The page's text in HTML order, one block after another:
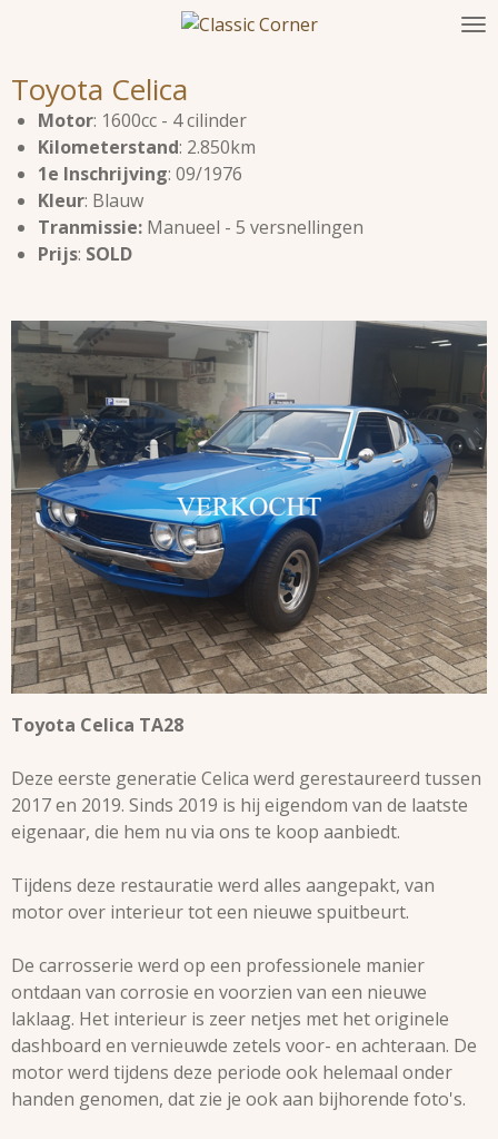
naar
de
hoofdinhoud
Toyota Celica
Motor: 1600cc - 4 cilinder
Kilometerstand: 2.850km
1e Inschrijving: 09/1976
Kleur: Blauw
Tranmissie: Manueel - 5 versnellingen
Prijs: SOLD
Toyota Celica TA28
Deze eerste generatie Celica werd gerestaureerd tussen
2017 en 2019. Sinds 2019 is hij eigendom van de laatste
eigenaar, die hem nu via ons te koop aanbiedt.
Tijdens deze restauratie werd alles aangepakt, van
motor over interieur tot een nieuwe spuitbeurt.
De carrosserie werd op een professionele manier
ontdaan van corrosie en voorzien van een nieuwe
laklaag. Het interieur is zeer netjes met het originele
dashboard en vernieuwde zetels voor- en achteraan. De
motor werd tijdens deze periode ook helemaal onder
handen genomen, dat zie je ook aan bijhorende foto's.